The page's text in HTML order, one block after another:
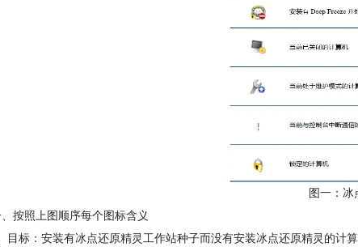
图一：冰
按照上图顺序每个图标含义
目标：安装有冰点还原精灵工作站种子而没有安装冰点还原精灵的计